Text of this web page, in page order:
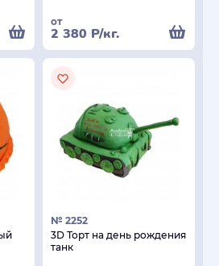
от
2 380 Р/кг.
№ 2252
3D Торт на день рождения
танк